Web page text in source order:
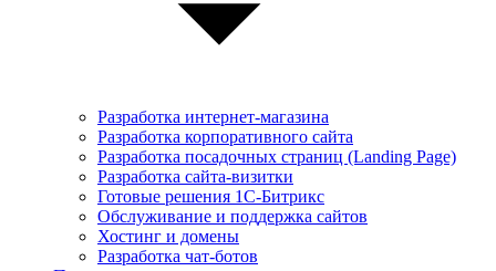
Разработка интернет-магазина
Разработка корпоративного сайта
Разработка посадочных страниц (Landing Page)
Разработка сайта-визитки
Готовые решения 1С-Битрикс
Обслуживание и поддержка сайтов
Хостинг и домены
Разработка чат-ботов